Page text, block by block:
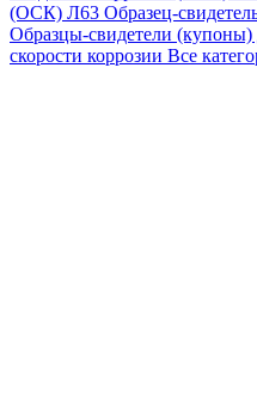
(ОСК) Л63 Образец-
Образцы-свидетели (купоны)
скорости коррозии Все